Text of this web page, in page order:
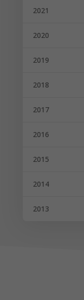
2021
2020
2019
2018
2017
2016
2015
2014
2013